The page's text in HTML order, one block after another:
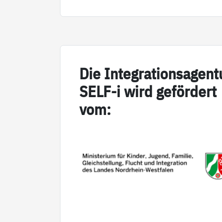
Die
SELF-i wird ge­för­dert
vom: